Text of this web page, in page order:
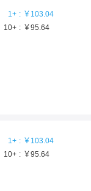
1+ ￥ 103.04
10+ ￥95.64
1+ ￥ 103.04
10+ ￥95.64